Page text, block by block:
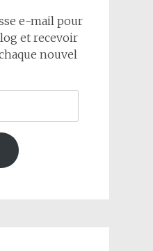
e-mail pour
et recevoir
nouvel